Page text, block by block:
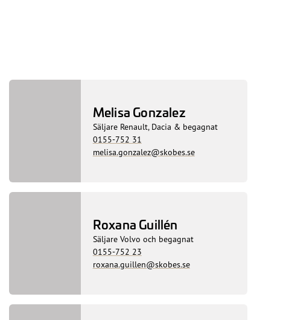
Melisa Gonzalez
Säljare Renault, Dacia & begagnat
0155-752 31
melisa.gonzalez@skobes.se
Roxana Guillén
Säljare Volvo och begagnat
0155-752 23
roxana.guillen@skobes.se